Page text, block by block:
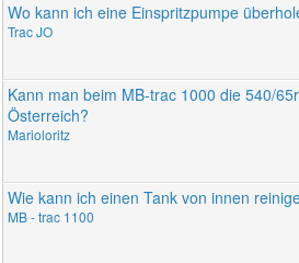
Wo kann ich eine Einspritzpumpe
Trac JO
Kann man beim MB-trac 1000 die 540/
Österreich?
Marioloritz
Wie kann ich einen Tank von innen
MB - trac 1100